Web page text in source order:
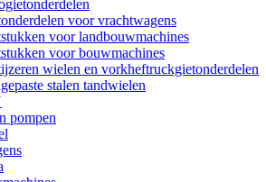
voor vrachtwagens
voor landbouwmachines
voor bouwmachines
wielen en vorkheftruckgietonderdelen
stalen tandwielen
pompen